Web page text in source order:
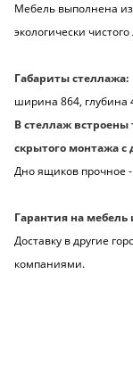
Мебель выполнена
экологически
Габариты стеллажа:
ширина 864, глубина
В стеллаж
скрытого монтажа
Дно ящиков прочное
Гарантия на
Доставку в другие
компаниями.